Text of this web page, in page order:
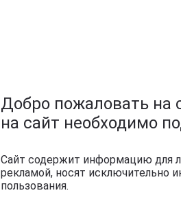
Добро пожаловать на
на сайт необходимо
Сайт содержит информацию для
рекламой, носят исключительно
пользования.